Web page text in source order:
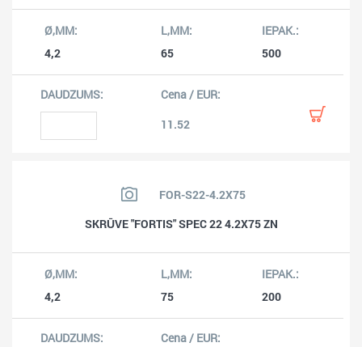
4,2 65 500
11.52
FOR-S22-4.2X75
SKRŪVE "FORTIS" SPEC 22 4.2X75 ZN
4,2 75 200